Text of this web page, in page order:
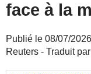
face à la
Publié le 08/07/
Reuters - Traduit